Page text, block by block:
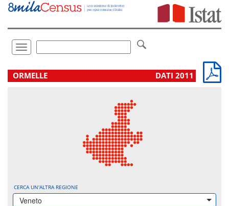
Vai
direttamente
Toggle
navigation
.
ORMELLE DATI 2011
CERCA UN'ALTRA REGIONE
Veneto